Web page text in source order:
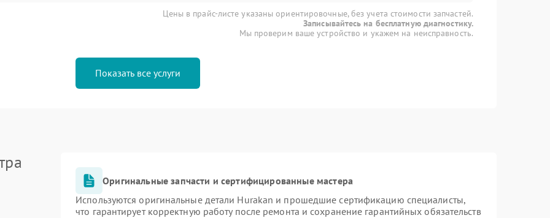
Цены в прайс-листе указаны ориентировочные, без учета стоимости запчастей.
Записывайтесь на бесплатную диагностику.
Мы проверим ваше устройство и укажем на неисправность.
Показать все услуги
Оригинальные запчасти и сертифицированные мастера
Используются оригинальные детали Hurakan и прошедшие сертификацию специалисты,
что гарантирует корректную работу после ремонта и сохранение гарантийных обязательств